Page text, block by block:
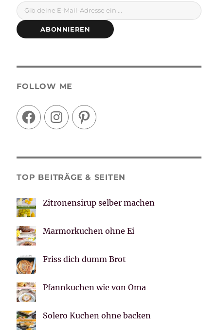
ABONNIEREN
FOLLOW ME
FacebookInstagramPinterest
TOP BEITRÄGE & SEITEN
Zitronensirup selber machen
Marmorkuchen ohne Ei
Friss dich dumm Brot
Pfannkuchen wie von Oma
Solero Kuchen ohne backen